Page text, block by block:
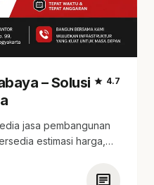
– Solusi star 4.7
jasa pembangunan
estimasi harga,